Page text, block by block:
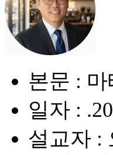
본문 : 마
일자 :
설교자 :